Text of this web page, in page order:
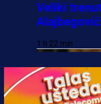
Veliki
1 h 22 min